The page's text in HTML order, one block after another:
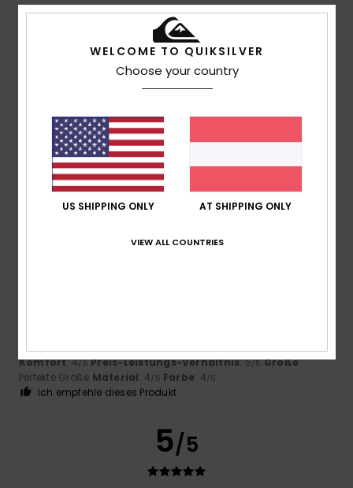
5/5
Client anonyme vérifié12. Februar 2026
Verifizierter Kauf
Mein Sohn liebt es
Original anzeigen - Français
Preis-Leistungs-Verhältnis
: 5/5
Ich empfehle dieses Produkt
4/5
Original anzeigen - Italiano
Komfort: 4/5 Preis-Leistungs-Verhältnis: 5/5 Größe:
Perfekte Größe Material: 4/5 Farbe: 4/5
Ich empfehle dieses Produkt
5/5
WELCOME TO QUIKSILVER
Choose your country
US SHIPPING ONLY AT SHIPPING ONLY
VIEW ALL COUNTRIES